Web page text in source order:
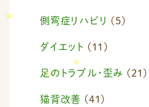
側弯症リハビリ (5)
ダイエット (11)
足のトラブル・歪み (21)
猫背改善 (41)